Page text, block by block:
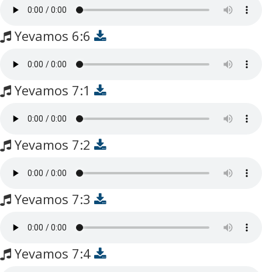
Yevamos 6:6
Yevamos 7:1
Yevamos 7:2
Yevamos 7:3
Yevamos 7:4